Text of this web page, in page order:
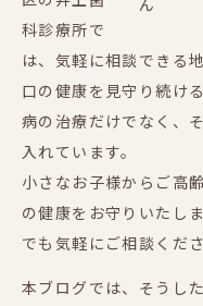
科診療所で
は、気軽に相談できる
口の健康を見守り続け
病の治療だけでなく、
入れています。
小さなお子様からご高
の健康をお守りいたし
でも気軽にご相談くださ
本ブログでは、そうし